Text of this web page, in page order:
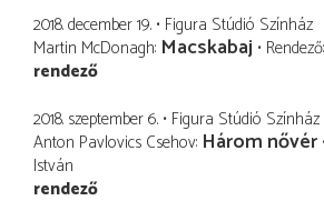
2018. december 19. Figura Stúdió Színház
Martin McDonagh Macskabaj Rendező
rendező
2018. szeptember 6. Figura Stúdió Színház
Anton Pavlovics Csehov Három nővér
István
rendező